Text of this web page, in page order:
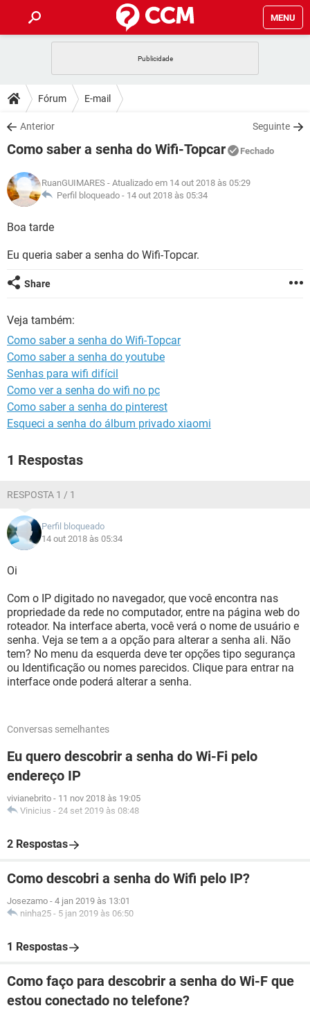
MENU
CELULAR
OUTLOOK
INSTAGRAM GMAIL
GUIA DE COMPRAS
DICAS
JOGOS
INSTAGRAM GMAIL
GUIA DE COMPRAS
DOWNLOADS
JOGOS WHATSAPP
CELULAR
OUTLOOK EXCEL
INSTAGRAM
JOGOS WHATSAPP
CELULAR
OUTLOOK
INSTAGRAM GMAIL
GUIA DE COMPRAS
GLOSSÁRIO
INSTAGRAM
GUIA DE COMPRAS
Fórum E-mail
Anterior Seguinte
Como saber a senha do Wifi-Topcar Fechado
RuanGUIMARES - Atualizado em 14 out 2018 às 05:29
Perfil bloqueado - 14 out 2018 às 05:34
Boa tarde
Eu queria saber a senha do Wifi-Topcar.
Share
Veja também:
Como saber a senha do Wifi-Topcar
Como saber a senha do youtube
Senhas para wifi difícil
Como ver a senha do wifi no pc
Como saber a senha do pinterest
Esqueci a senha do álbum privado xiaomi
1 Respostas
RESPOSTA 1 / 1
Perfil bloqueado
14 out 2018 às 05:34
Oi
Com o IP digitado no navegador, que você encontra nas
propriedade da rede no computador, entre na página web do
roteador. Na interface aberta, você verá o nome de usuário e
senha. Veja se tem a a opção para alterar a senha ali. Não
tem? No menu da esquerda deve ter opções tipo segurança
ou Identificação ou nomes parecidos. Clique para entrar na
interface onde poderá alterar a senha.
Conversas semelhantes
Eu quero descobrir a senha do Wi-Fi pelo
endereço IP
vivianebrito - 11 nov 2018 às 19:05
Vinicius - 24 set 2019 às 08:48
2 Respostas
Como descobri a senha do Wifi pelo IP?
Josezamo - 4 jan 2019 às 13:01
ninha25 - 5 jan 2019 às 06:50
1 Respostas
Como faço para descobrir a senha do Wi-F que
estou conectado no telefone?